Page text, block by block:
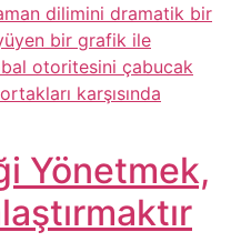
dilimini dramatik bir
bir grafik ile
otoritesini çabucak
karşısında
Yönetmek,